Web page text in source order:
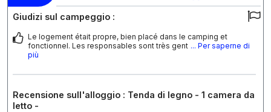
Giudizi sul campeggio :
Le logement était propre, bien placé dans le camping et
fonctionnel. Les responsables sont très gent ... Per saperne di
più
Recensione sull'alloggio : Tenda di legno - 1 camera da
letto -